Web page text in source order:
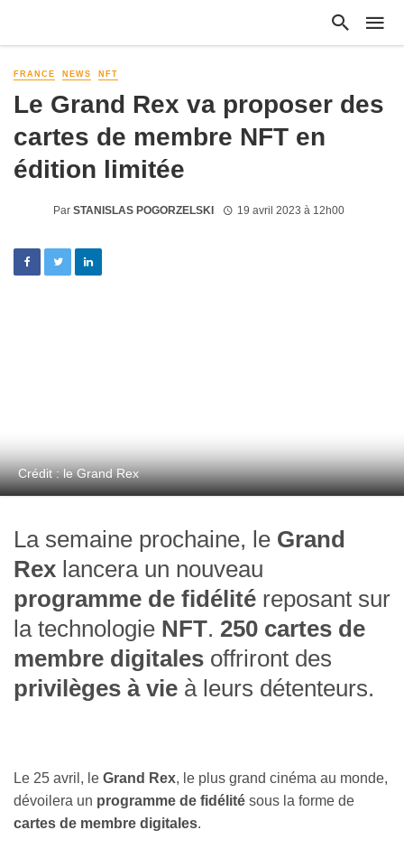
FRANCE NEWS NFT
Le Grand Rex va proposer des
cartes de membre NFT en
édition limitée
Par STANISLAS POGORZELSKI 19 avril 2023 à 12h00
Crédit : le Grand Rex
La semaine prochaine, le Grand
Rex lancera un nouveau
programme de fidélité reposant sur
la technologie NFT. 250 cartes de
membre digitales offriront des
privilèges à vie à leurs détenteurs.
Le 25 avril, le Grand Rex, le plus grand cinéma au monde,
dévoilera un programme de fidélité sous la forme de
cartes de membre digitales.